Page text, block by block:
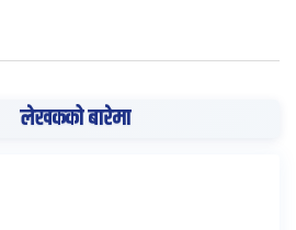
लेखकको बारेमा